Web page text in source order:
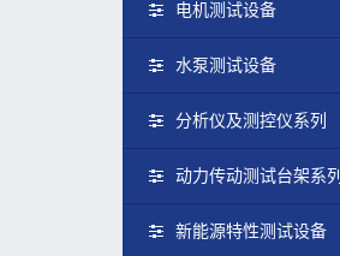
电机测试设备
水泵测试设备
分析仪及测控仪系列
动力传动测试台架系列
新能源特性测试设备